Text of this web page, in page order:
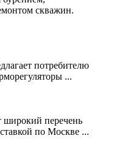
скважин.
потребителю
...
широкий перечень
по Москве ...